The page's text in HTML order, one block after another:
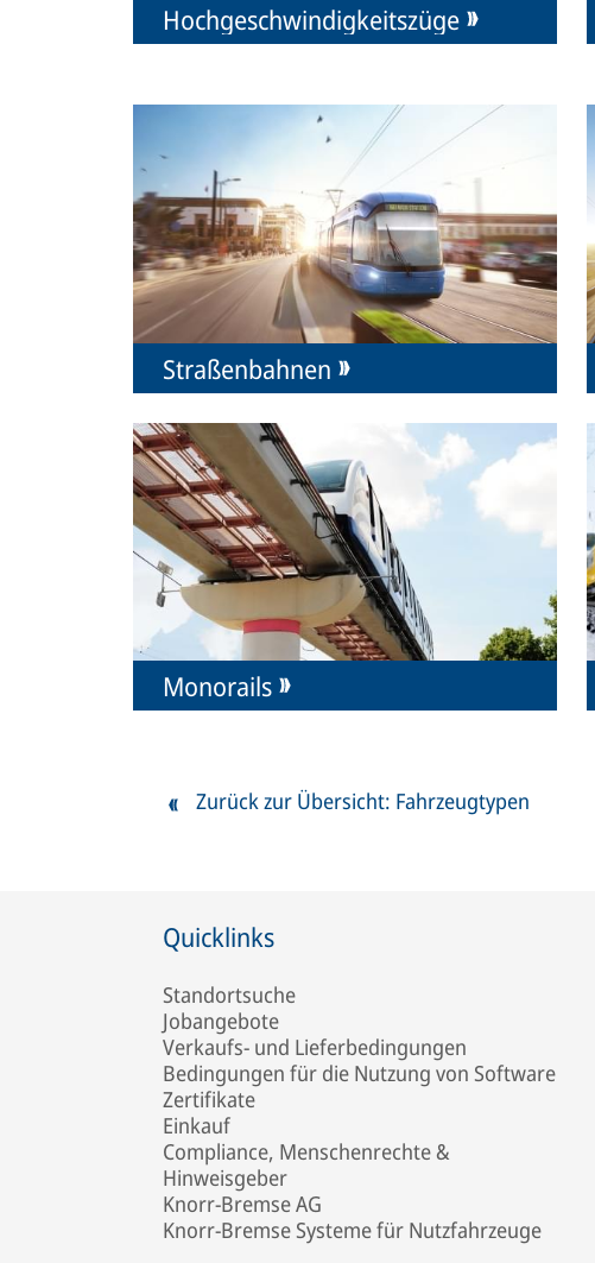
Hochgeschwindigkeitszüge
Straßenbahnen
Monorails
Zurück zur Übersicht: Fahrzeugtypen
Quicklinks
Standortsuche
Jobangebote
Verkaufs- und Lieferbedingungen
Bedingungen für die Nutzung von Software
Zertifikate
Einkauf
Compliance, Menschenrechte &
Hinweisgeber
Knorr-Bremse AG
Knorr-Bremse Systeme für Nutzfahrzeuge